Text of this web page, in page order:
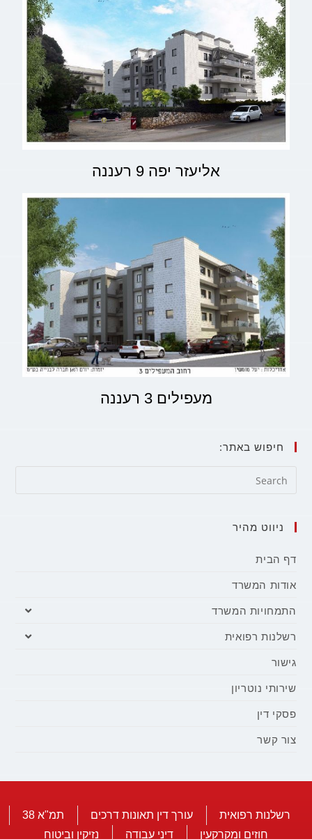
אליעזר יפה 9 רעננה
מעפילים 3 רעננה
חיפוש באתר:
ניווט מהיר
דף הבית
אודות המשרד
התמחויות המשרד
רשלנות רפואית
גישור
שירותי נוטריון
פסקי דין
צור קשר
רשלנות רפואית עורך דין תאונות דרכים
תמ"א 38
חוזים ומקרקעין
דיני עבודה נזיקין וביטוח